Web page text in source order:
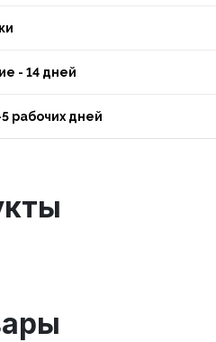
- 14 дней
рабочих дней